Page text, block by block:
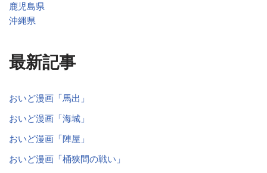
鹿児島県
沖縄県
最新記事
おいど漫画「馬出」
おいど漫画「海城」
おいど漫画「陣屋」
おいど漫画「桶狭間の戦い」